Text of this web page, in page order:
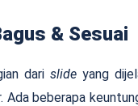
& Sesuai
dari slide yang
beberapa